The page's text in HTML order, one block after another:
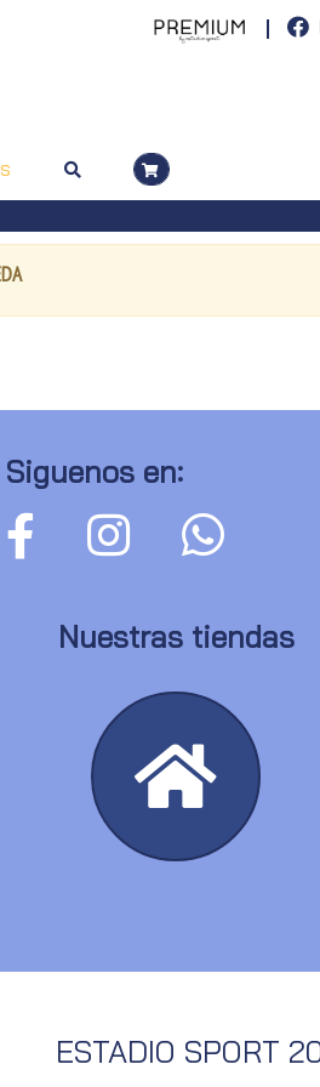
Siguenos en:
Nuestras tiendas
ESTADIO SPORT